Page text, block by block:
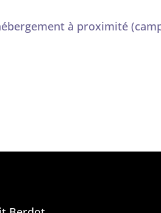
à proximité